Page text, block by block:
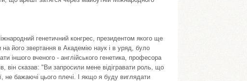
генетичний конгрес, президентом якого ще
його звертання в Академію наук і в уряд, було
іншого вченого - англійського генетика, професора
він сказав: "Ви запросили мене відігравати роль, що
не бажаючі цього плечі. І якщо я буду виглядати